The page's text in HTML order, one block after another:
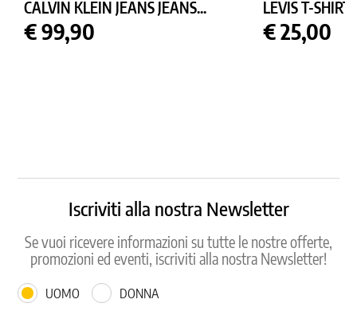
CALVIN KLEIN JEANS JEANS...
Prezzo
€ 99,90
LEVIS T-
Prezzo
€ 25,00
Iscriviti alla nostra Newsletter
Se vuoi ricevere informazioni su tutte le nostre offerte,
promozioni ed eventi, iscriviti alla nostra Newsletter!
UOMO DONNA